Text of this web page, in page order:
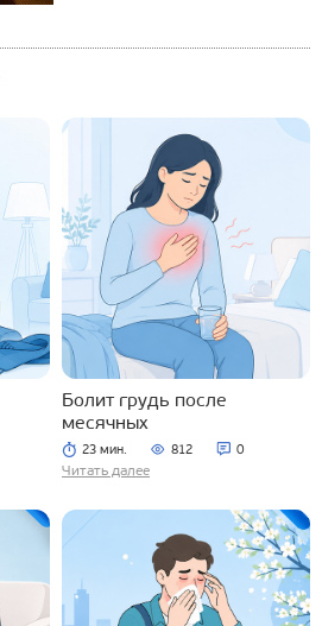
Болит грудь после
месячных
23 мин. 812 0
Читать далее